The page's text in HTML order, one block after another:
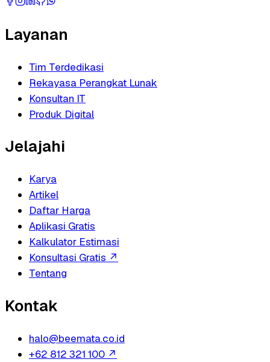
Layanan
Tim Terdedikasi
Rekayasa Perangkat Lunak
Konsultan IT
Produk Digital
Jelajahi
Karya
Artikel
Daftar Harga
Aplikasi Gratis
Kalkulator Estimasi
Konsultasi Gratis ↗
Tentang
Kontak
halo@beemata.co.id
+62 812 321 100 ↗